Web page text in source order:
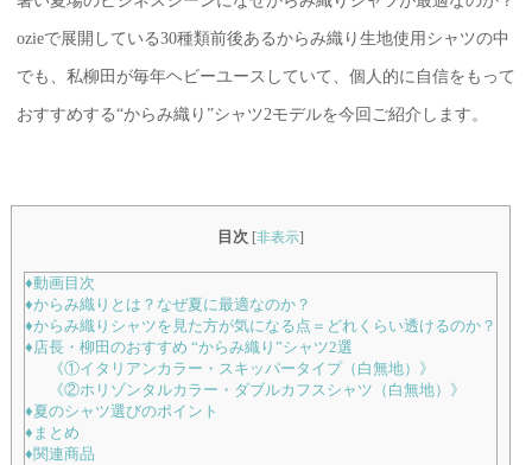
ozieで展開している30種類前後あるからみ織り生地使用シャツの中
でも、私柳田が毎年ヘビーユースしていて、個人的に自信をもって
おすすめする“からみ織り”シャツ2モデルを今回ご紹介します。
目次 [非表示]
♦動画目次
♦からみ織りとは？なぜ夏に最適なのか？
♦からみ織りシャツを見た方が気になる点＝どれくらい透けるのか？
♦店長・柳田のおすすめ “からみ織り”シャツ2選
《①イタリアンカラー・スキッパータイプ（白無地）》
《②ホリゾンタルカラー・ダブルカフスシャツ（白無地）》
♦夏のシャツ選びのポイント
♦まとめ
♦関連商品